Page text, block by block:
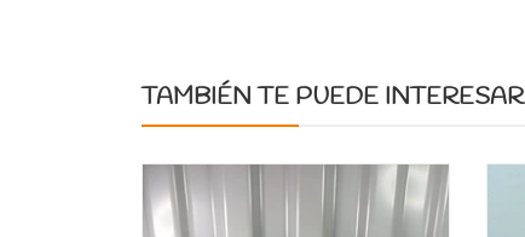
TAMBIÉN TE PUEDE INTERESAR